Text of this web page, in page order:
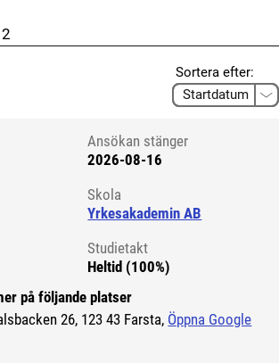
2
Sortera efter:
Ansökan stänger
2026-08-16
Skola
Yrkesakademin AB
Studietakt
Heltid (100%)
på följande platser
26, 123 43 Farsta, Öppna Google
sida.)